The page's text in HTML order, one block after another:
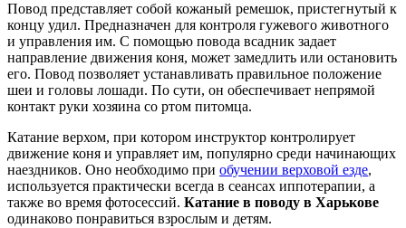
Повод представляет собой кожаный ремешок, пристегнутый к
концу удил. Предназначен для контроля гужевого животного
и управления им. С помощью повода всадник задает
направление движения коня, может замедлить или остановить
его. Повод позволяет устанавливать правильное положение
шеи и головы лошади. По сути, он обеспечивает непрямой
контакт руки хозяина со ртом питомца.
Катание верхом, при котором инструктор контролирует
движение коня и управляет им, популярно среди начинающих
наездников. Оно необходимо при обучении верховой езде,
используется практически всегда в сеансах иппотерапии, а
также во время фотосессий. Катание в поводу в Харькове
одинаково понравиться взрослым и детям.